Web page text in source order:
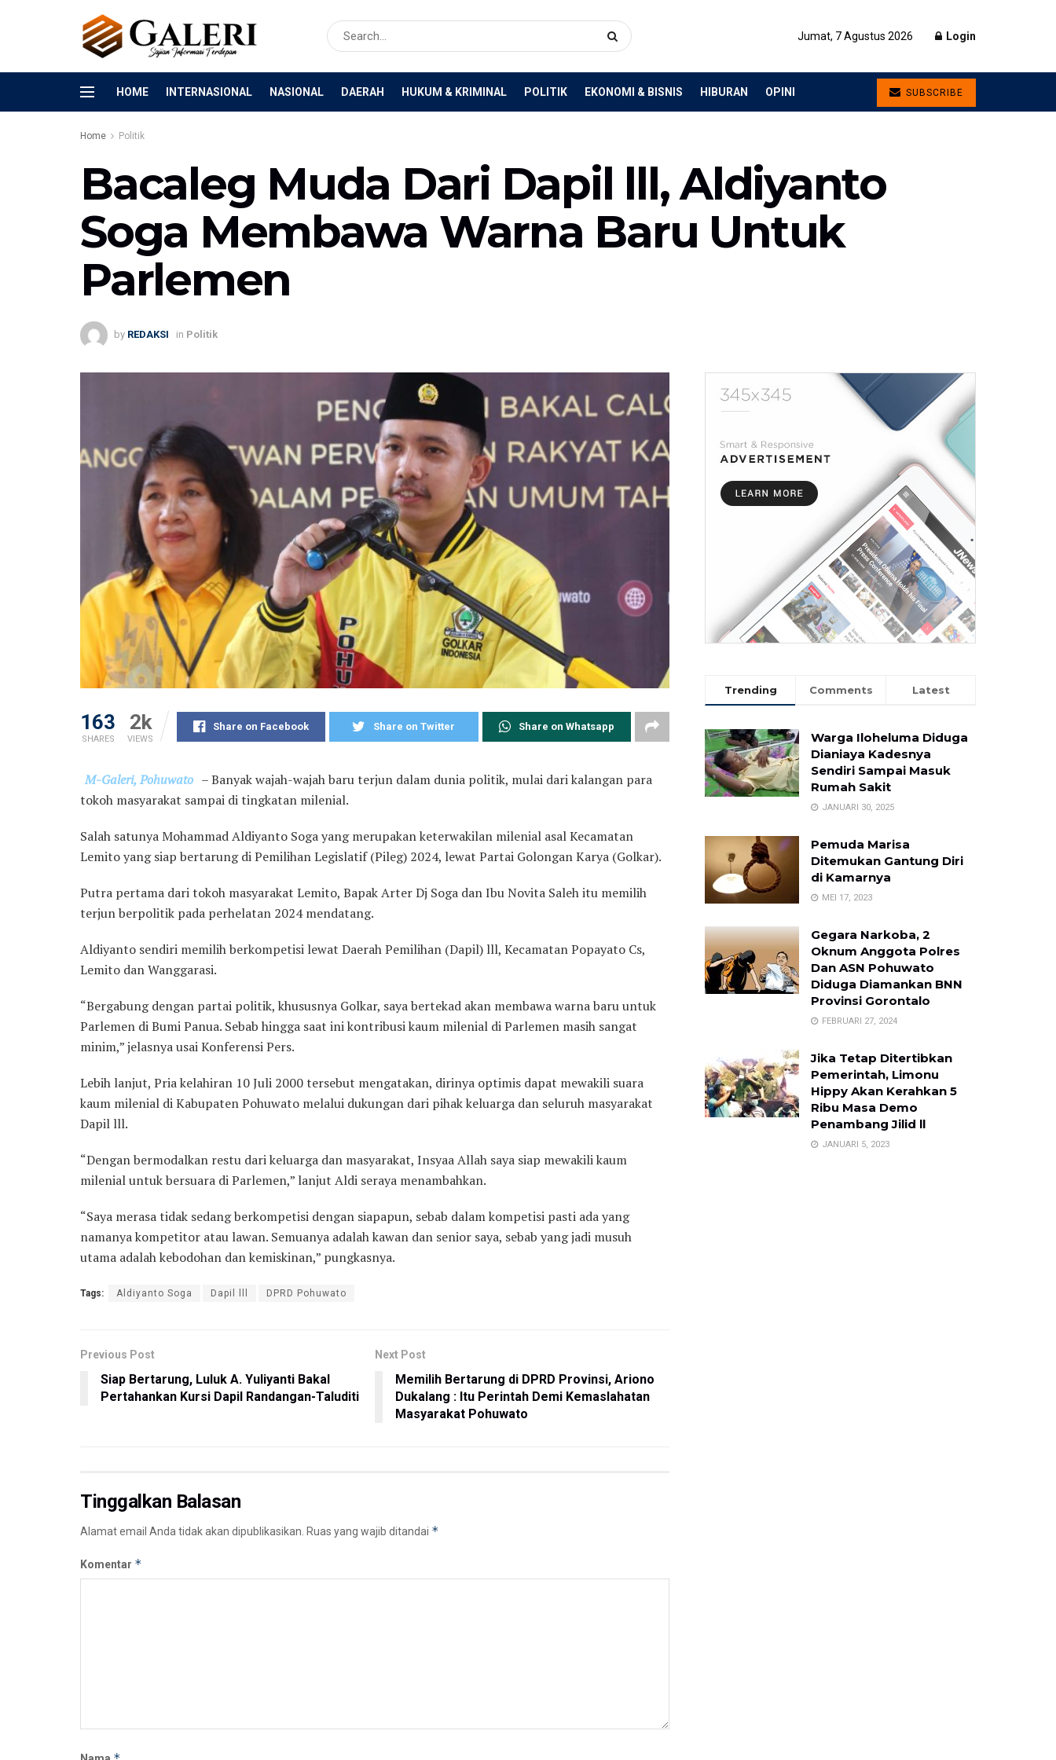
Jumat, 7 Agustus 2026 Login
HOME INTERNASIONAL NASIONAL DAERAH HUKUM & KRIMINAL POLITIK EKONOMI & BISNIS HIBURAN OPINI SUBSCRIBE
Home Politik
Bacaleg Muda Dari Dapil lll, Aldiyanto
Soga Membawa Warna Baru Untuk
Parlemen
by REDAKSI in Politik
163
SHARES
2k
VIEWS
Share on Facebook Share on Twitter Share on Whatsapp
M-Galeri, Pohuwato – Banyak wajah-wajah baru terjun dalam dunia politik, mulai dari kalangan para
tokoh masyarakat sampai di tingkatan milenial.
Salah satunya Mohammad Aldiyanto Soga yang merupakan keterwakilan milenial asal Kecamatan
Lemito yang siap bertarung di Pemilihan Legislatif (Pileg) 2024, lewat Partai Golongan Karya (Golkar).
Putra pertama dari tokoh masyarakat Lemito, Bapak Arter Dj Soga dan Ibu Novita Saleh itu memilih
terjun berpolitik pada perhelatan 2024 mendatang.
Aldiyanto sendiri memilih berkompetisi lewat Daerah Pemilihan (Dapil) lll, Kecamatan Popayato Cs,
Lemito dan Wanggarasi.
“Bergabung dengan partai politik, khususnya Golkar, saya bertekad akan membawa warna baru untuk
Parlemen di Bumi Panua. Sebab hingga saat ini kontribusi kaum milenial di Parlemen masih sangat
minim,” jelasnya usai Konferensi Pers.
Lebih lanjut, Pria kelahiran 10 Juli 2000 tersebut mengatakan, dirinya optimis dapat mewakili suara
kaum milenial di Kabupaten Pohuwato melalui dukungan dari pihak keluarga dan seluruh masyarakat
Dapil lll.
“Dengan bermodalkan restu dari keluarga dan masyarakat, Insyaa Allah saya siap mewakili kaum
milenial untuk bersuara di Parlemen,” lanjut Aldi seraya menambahkan.
“Saya merasa tidak sedang berkompetisi dengan siapapun, sebab dalam kompetisi pasti ada yang
namanya kompetitor atau lawan. Semuanya adalah kawan dan senior saya, sebab yang jadi musuh
utama adalah kebodohan dan kemiskinan,” pungkasnya.
Tags: Aldiyanto Soga Dapil lll DPRD Pohuwato
Previous Post
Siap Bertarung, Luluk A. Yuliyanti Bakal
Pertahankan Kursi Dapil Randangan-Taluditi
Next Post
Memilih Bertarung di DPRD Provinsi, Ariono
Dukalang : Itu Perintah Demi Kemaslahatan
Masyarakat Pohuwato
Tinggalkan Balasan
Alamat email Anda tidak akan dipublikasikan. Ruas yang wajib ditandai *
Komentar *
Trending Comments Latest
Warga Iloheluma Diduga
Dianiaya Kadesnya
Sendiri Sampai Masuk
Rumah Sakit
JANUARI 30, 2025
Pemuda Marisa
Ditemukan Gantung Diri
di Kamarnya
MEI 17, 2023
Gegara Narkoba, 2
Oknum Anggota Polres
Dan ASN Pohuwato
Diduga Diamankan BNN
Provinsi Gorontalo
FEBRUARI 27, 2024
Jika Tetap Ditertibkan
Pemerintah, Limonu
Hippy Akan Kerahkan 5
Ribu Masa Demo
Penambang Jilid ll
JANUARI 5, 2023